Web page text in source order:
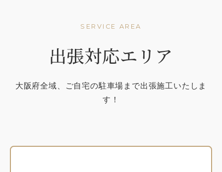
SERVICE AREA
出張対応エリア
大阪府全域、ご自宅の駐車場まで出張施工いたしま
す！